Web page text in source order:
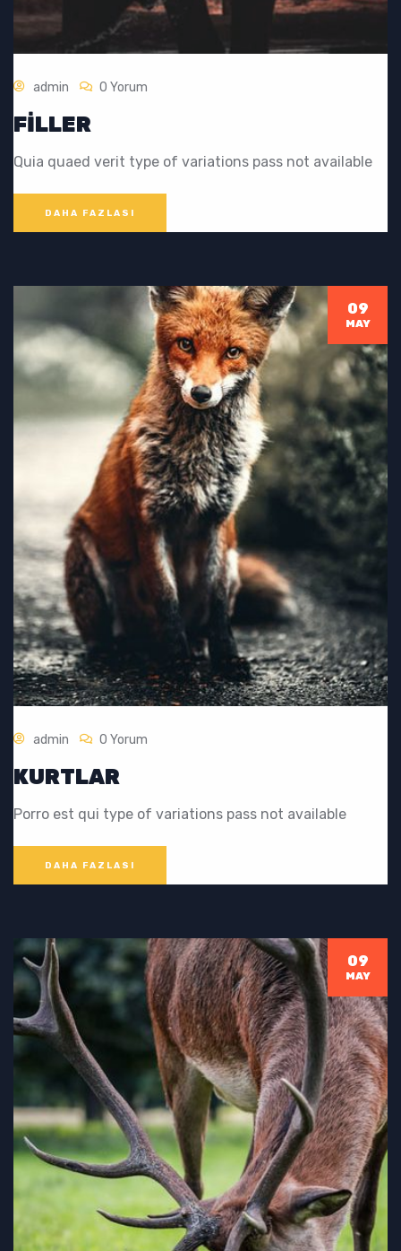
admin 0 Yorum
FILLER
Quia quaed verit type of variations pass not available
DAHA FAZLASI
09
MAY
admin 0 Yorum
KURTLAR
Porro est qui type of variations pass not available
DAHA FAZLASI
09
MAY